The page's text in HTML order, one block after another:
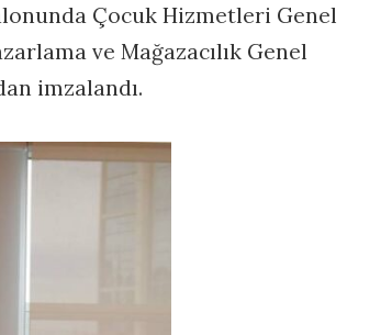
Çocuk Hizmetleri Genel
ve Mağazacılık Genel
imzalandı.